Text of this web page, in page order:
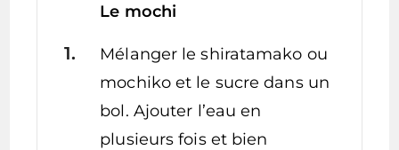
Le mochi
Mélanger le shiratamako ou
mochiko et le sucre dans un
bol. Ajouter l’eau en
plusieurs fois et bien